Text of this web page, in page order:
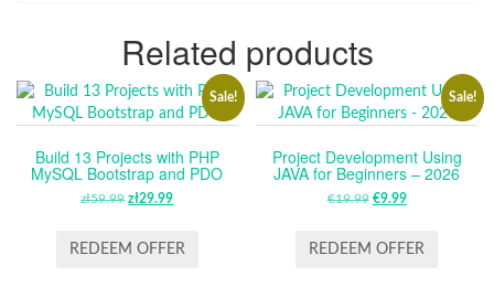
Related products
Sale!
Build 13 Projects with PHP
MySQL Bootstrap and PDO
zł59.99 ORIGINAL
WAS:
zł29.99CURRENT
IS:
REDEEM OFFER
Sale!
Project Development Using
JAVA for Beginners – 2026
€19.99 ORIGINAL
WAS:
€9.99CURRENT
IS:
REDEEM OFFER